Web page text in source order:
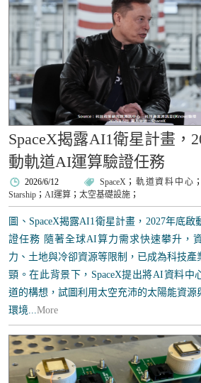
SpaceX揭露AI1衛星計畫，
動軌道AI運算驗證任務
2026/6/12 SpaceX ； 軌道資料中心 ；
Starship ；AI運算 ；太空基礎設施 ；
圖、SpaceX揭露AI1衛星計畫，2027年底
證任務 隨著全球AI算力需求快速攀升，
力、土地與冷卻資源等限制，已成為科技產
頸。在此背景下，SpaceX提出將AI資料中
道的構想，試圖利用太空充沛的太陽能資源
環境...More